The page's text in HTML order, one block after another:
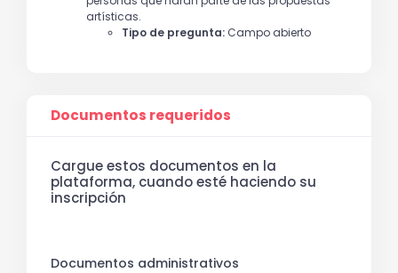
artísticas.
Tipo de pregunta: Campo abierto
Documentos requeridos
Cargue estos documentos en la
plataforma, cuando esté haciendo su
inscripción
Documentos administrativos